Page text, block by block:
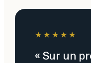
★★★★★
« Sur un